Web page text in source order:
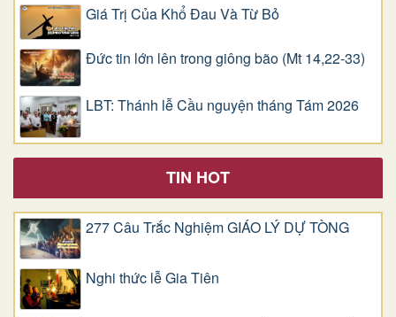
Giá Trị Của Khổ Ðau Và Từ Bỏ
Đức tin lớn lên trong giông bão (Mt 14,22-33)
LBT: Thánh lễ Cầu nguyện tháng Tám 2026
TIN HOT
277 Câu Trắc Nghiệm GIÁO LÝ DỰ TÒNG
Nghi thức lễ Gia Tiên